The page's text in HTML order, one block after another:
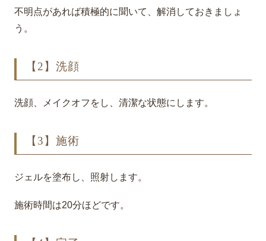
不明点があれば積極的に聞いて、解消しておきましょ
う。
【2】洗顔
洗顔、メイクオフをし、清潔な状態にします。
【3】施術
ジェルを塗布し、照射します。
施術時間は20分ほどです。